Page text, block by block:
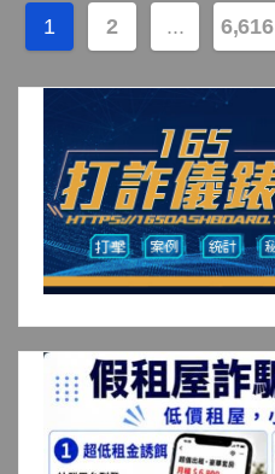
文
章
頁
1 2 ... 6,616